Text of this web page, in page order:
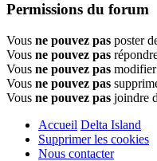
Permissions du forum
Vous ne pouvez pas poster
Vous ne pouvez pas
Vous ne pouvez pas modifier
Vous ne pouvez pas
Vous ne pouvez pas joindre
Accueil Delta Island
Supprimer les cookies
Nous contacter